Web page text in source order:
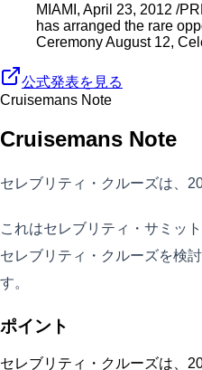
MIAMI, April 23, 2012 /
has arranged the rare
Ceremony August 12,
公式発表を見る
Cruisemans Note
Cruisemans Note
セレブリティ・クルーズは、
これはセレブリティ・サミッ
セレブリティ・クルーズを検
す。
ポイント
セレブリティ・クルーズは、